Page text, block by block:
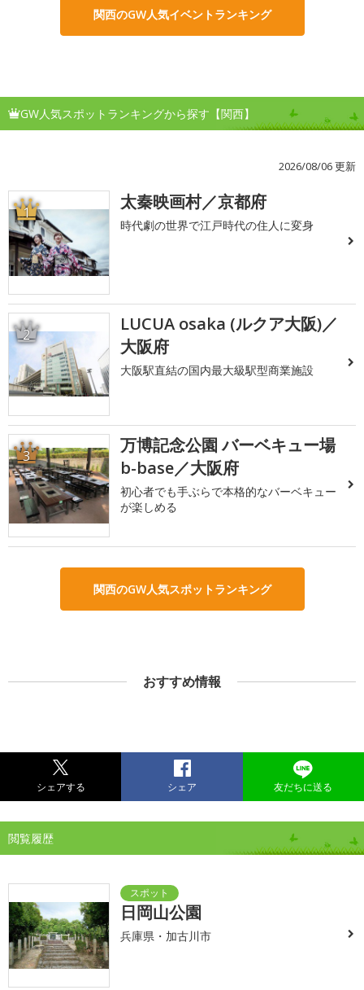
関西のGW人気イベントランキング
GW人気スポットランキングから探す【関西】
2026/08/06 更新
1 太秦映画村／京都府
時代劇の世界で江戸時代の住人に変身
2
LUCUA osaka (ルクア大阪)／
大阪府
大阪駅直結の国内最大級駅型商業施設
3
万博記念公園 バーベキュー場
b-base／大阪府
初心者でも手ぶらで本格的なバーベキュー
が楽しめる
関西のGW人気スポットランキング
おすすめ情報
シェアする シェア 友だちに送る
閲覧履歴
日岡山公園
兵庫県・加古川市